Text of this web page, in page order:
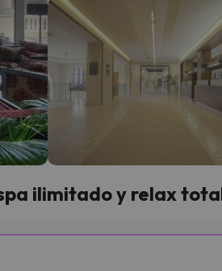
ilimitado y relax